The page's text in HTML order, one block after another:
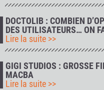
DOCTOLIB : COMBIEN
DES UTILISATEURS… ON
Lire la suite >>
GIGI STUDIOS : GROSSE
MACBA
Lire la suite >>